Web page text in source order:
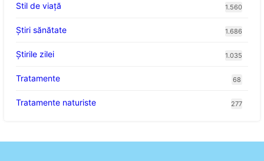
Stil de viaţă 1.560
Ştiri sănătate 1.686
Știrile zilei 1.035
Tratamente 68
Tratamente naturiste 277